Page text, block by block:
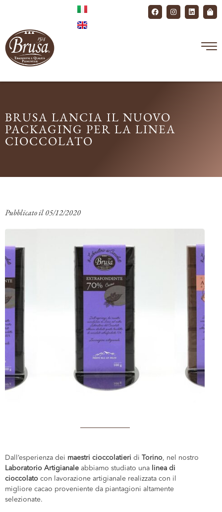
BRUSA LANCIA IL NUOVO
PACKAGING PER LA LINEA
CIOCCOLATO
Pubblicato il05/12/2020
Dall’esperienza dei maestri cioccolatieri di Torino, nel nostro
Laboratorio Artigianale abbiamo studiato una
linea di
cioccolato con lavorazione artigianale realizzata con il
migliore cacao proveniente da piantagioni altamente
selezionate.